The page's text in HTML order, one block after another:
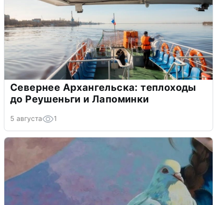
Севернее Архангельска: теплоходы
до Реушеньги и Лапоминки
5 августа 1